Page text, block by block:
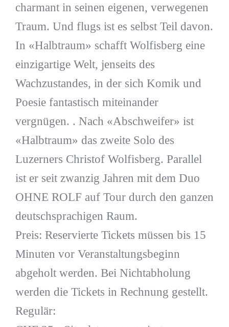
charmant in seinen eigenen, verwegenen
Traum. Und flugs ist es selbst Teil davon.
In «Halbtraum» schafft Wolfisberg eine
einzigartige Welt, jenseits des
Wachzustandes, in der sich Komik und
Poesie fantastisch miteinander
vergnügen. . Nach «Abschweifer» ist
«Halbtraum» das zweite Solo des
Luzerners Christof Wolfisberg. Parallel
ist er seit zwanzig Jahren mit dem Duo
OHNE ROLF auf Tour durch den ganzen
deutschsprachigen Raum.
Preis: Reservierte Tickets müssen bis 15
Minuten vor Veranstaltungsbeginn
abgeholt werden. Bei Nichtabholung
werden die Tickets in Rechnung gestellt.
Regulär: